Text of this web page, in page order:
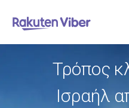
Τρόπος
Ισραήλ